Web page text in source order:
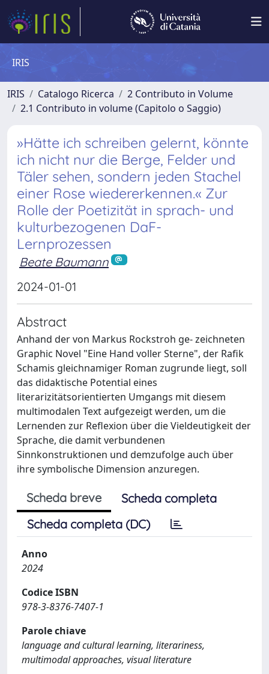
IRIS
IRIS Catalogo Ricerca
2 Contributo in Volume
2.1 Contributo in volume (Capitolo o Saggio)
»Hätte ich schreiben gelernt, könnte
ich nicht nur die Berge, Felder und
Täler sehen, sondern jeden Stachel
einer Rose wiedererkennen.« Zur
Rolle der Poetizität in sprach- und
kulturbezogenen DaF-
Lernprozessen
Beate Baumann
2024-01-01
Abstract
Anhand der von Markus Rockstroh ge- zeichneten
Graphic Novel "Eine Hand voller Sterne", der Rafik
Schamis gleichnamiger Roman zugrunde liegt, soll
das didaktische Potential eines
literarizitätsorientierten Umgangs mit diesem
multimodalen Text aufgezeigt werden, um die
Lernenden zur Reflexion über die Vieldeutigkeit der
Sprache, die damit verbundenen
Sinnkonstruktionen und demzufolge auch über
ihre symbolische Dimension anzuregen.
Scheda breve
Scheda completa
Scheda completa (DC)
Anno
2024
Codice ISBN
978-3-8376-7407-1
Parole chiave
language and cultural learning, literariness,
multimodal approaches, visual literature